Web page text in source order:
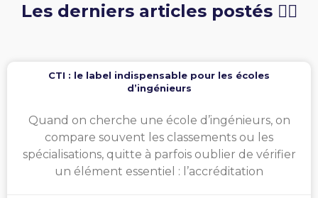
Les derniers articles postés 👇🏻
CTI : le label indispensable pour les écoles
d’ingénieurs
Quand on cherche une école d’ingénieurs, on
compare souvent les classements ou les
spécialisations, quitte à parfois oublier de vérifier
un élément essentiel : l’accréditation